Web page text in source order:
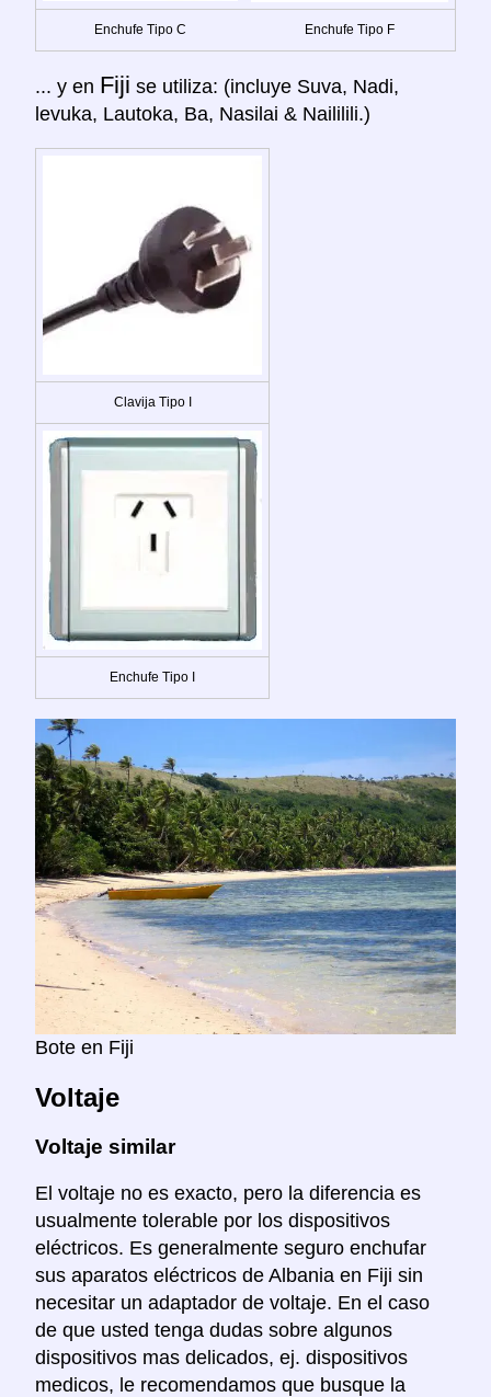
Enchufe Tipo C Enchufe Tipo F
... y en Fiji se utiliza: (incluye Suva, Nadi,
levuka, Lautoka, Ba, Nasilai & Naililili.)
Clavija Tipo I
Enchufe Tipo I
Bote en Fiji
Voltaje
Voltaje similar
El voltaje no es exacto, pero la diferencia es
usualmente tolerable por los dispositivos
eléctricos. Es generalmente seguro enchufar
sus aparatos eléctricos de Albania en Fiji sin
necesitar un adaptador de voltaje. En el caso
de que usted tenga dudas sobre algunos
dispositivos mas delicados, ej. dispositivos
medicos, le recomendamos que busque la